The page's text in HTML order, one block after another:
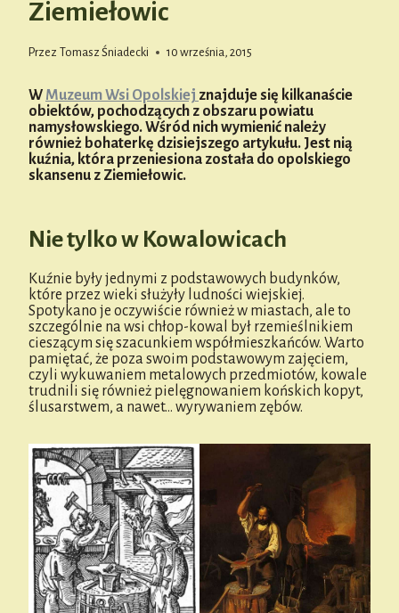
Ziemiełowic
Przez Tomasz Śniadecki 10 września, 2015
W Muzeum Wsi Opolskiej znajduje się kilkanaście
obiektów, pochodzących z obszaru powiatu
namysłowskiego. Wśród nich wymienić należy
również bohaterkę dzisiejszego artykułu. Jest nią
kuźnia, która przeniesiona została do opolskiego
skansenu z Ziemiełowic.
Nie tylko w Kowalowicach
Kuźnie były jednymi z podstawowych budynków,
które przez wieki służyły ludności wiejskiej.
Spotykano je oczywiście również w miastach, ale to
szczególnie na wsi chłop-kowal był rzemieślnikiem
cieszącym się szacunkiem współmieszkańców. Warto
pamiętać, że poza swoim podstawowym zajęciem,
czyli wykuwaniem metalowych przedmiotów, kowale
trudnili się również pielęgnowaniem końskich kopyt,
ślusarstwem, a nawet… wyrywaniem zębów.